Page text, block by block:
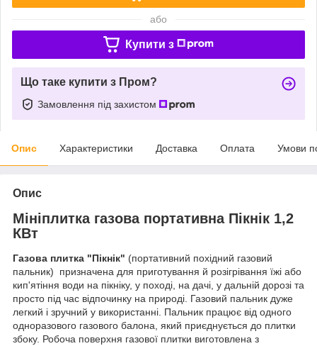
або
Купити з
Що таке купити з Пром?
Замовлення під захистом
Опис Характеристики Доставка Оплата Умови
Опис
Мініплитка газова портативна Пікнік 1,2
КВт
Газова плитка "Пікнік" (портативний похідний газовий
пальник) призначена для приготування й розігрівання їжі або
кип'ятіння води на пікніку, у поході, на дачі, у дальній дорозі та
просто під час відпочинку на природі. Газовий пальник дуже
легкий і зручний у використанні. Пальник працює від одного
одноразового газового балона, який приєднується до плитки
збоку. Робоча поверхня газової плитки виготовлена з